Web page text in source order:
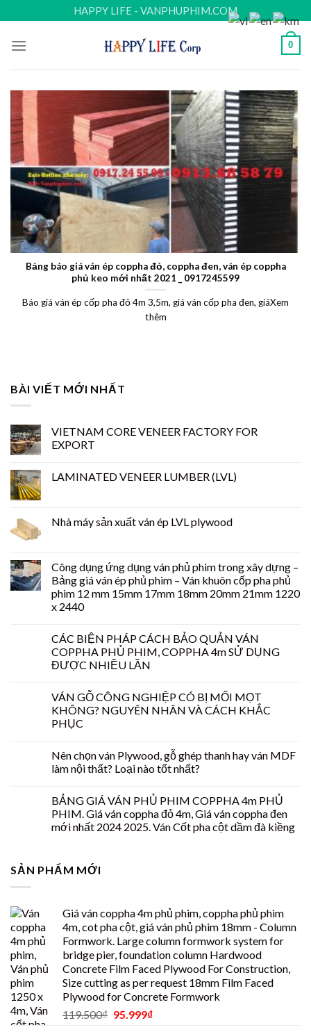
to
content
HAPPY LIFE - VANPHUPHIM.COM
0
Bảng báo giá ván ép coppha đỏ, coppha đen, ván ép coppha
phủ keo mới nhất 2021 _ 0917245599
Báo giá ván ép cốp pha đỏ 4m 3,5m, giá ván cốp pha đen, giáXem
thêm
BÀI VIẾT MỚI NHẤT
VIETNAM CORE VENEER FACTORY FOR
EXPORT
LAMINATED VENEER LUMBER (LVL)
Nhà máy sản xuất ván ép LVL plywood
Công dụng ứng dụng ván phủ phim trong xây dựng –
Bảng giá ván ép phủ phim – Ván khuôn cốp pha phủ
phim 12 mm 15mm 17mm 18mm 20mm 21mm 1220
x 2440
CÁC BIỆN PHÁP CÁCH BẢO QUẢN VÁN
COPPHA PHỦ PHIM, COPPHA 4m SỬ DỤNG
ĐƯỢC NHIỀU LẦN
VÁN GỖ CÔNG NGHIỆP CÓ BỊ MỐI MỌT
KHÔNG? NGUYÊN NHÂN VÀ CÁCH KHẮC
PHỤC
Nên chọn ván Plywood, gỗ ghép thanh hay ván MDF
làm nội thất? Loại nào tốt nhất?
BẢNG GIÁ VÁN PHỦ PHIM COPPHA 4m PHỦ
PHIM. Giá ván coppha đỏ 4m, Giá ván coppha đen
mới nhất 2024 2025. Ván Cốt pha cột dầm đà kiềng
SẢN PHẨM MỚI
Giá ván coppha 4m phủ phim, coppha phủ phim
4m, cot pha cột, giá ván phủ phim 18mm - Column
Formwork. Large column formwork system for
bridge pier, foundation column Hardwood
Concrete Film Faced Plywood For Construction,
Size cutting as per request 18mm Film Faced
Plywood for Concrete Formwork
119.500₫ 95.999₫